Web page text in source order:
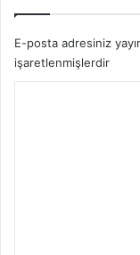
E-posta adresiniz
işaretlenmişlerdir